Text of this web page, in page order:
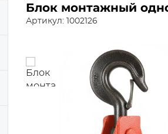
Блок монтажный
Артикул: 1002126